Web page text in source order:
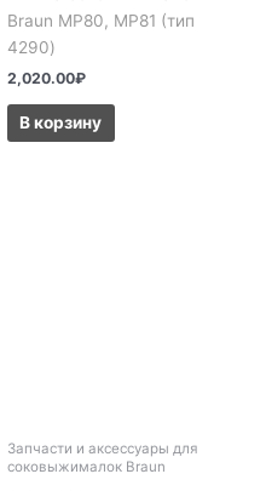
Braun MP80, MP81 (тип
4290)
2,020.00₽
В корзину
Запчасти и аксессуары для
соковыжималок Braun